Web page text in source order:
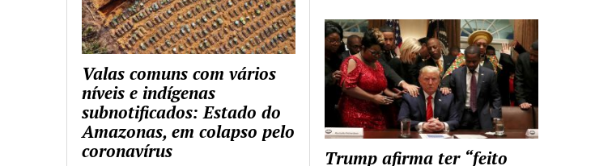
Trump afirma ter “feito
Valas comuns com vários
níveis e indígenas
subnotificados: Estado do
Amazonas, em colapso pelo
coronavírus